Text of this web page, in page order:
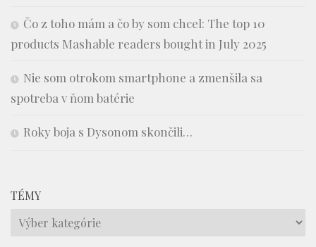
Čo z toho mám a čo by som chcel: The top 10
products Mashable readers bought in July 2025
Nie som otrokom smartphone a zmenšila sa
spotreba v ňom batérie
Roky boja s Dysonom skončili…
TÉMY
Témy